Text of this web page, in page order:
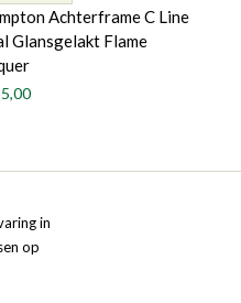
Achterframe C Line
Glansgelakt Flame
in
op